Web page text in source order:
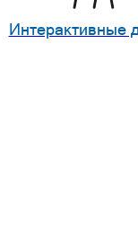
Интерактивные